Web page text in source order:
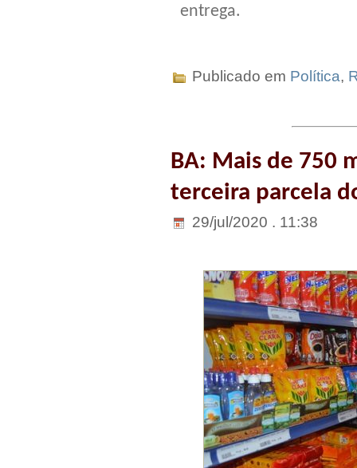
entrega.
Publicado em Política,
BA: Mais de 750
terceira parcela
29/jul/2020 . 11:38